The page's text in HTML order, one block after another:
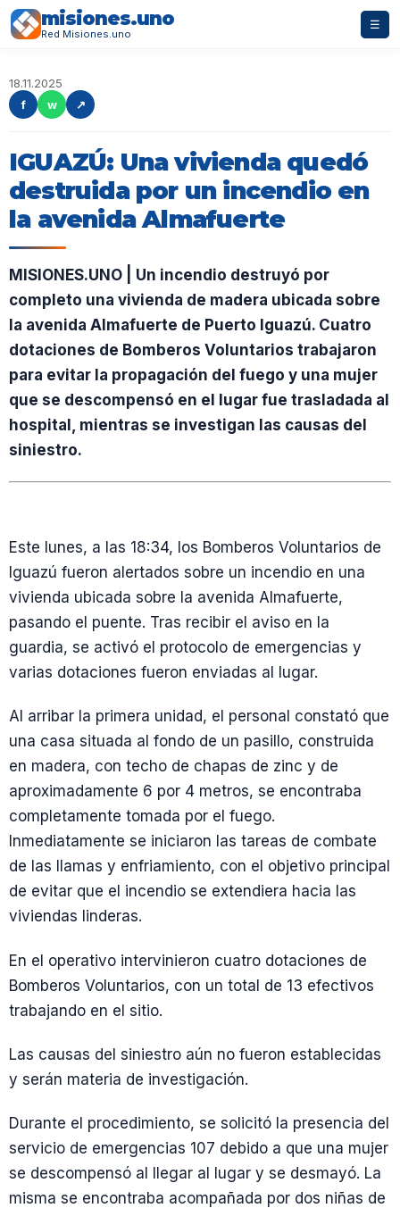
misiones.uno
Red Misiones.uno
☰
18.11.2025
f
w ↗
IGUAZÚ: Una vivienda quedó
destruida por un incendio en
la avenida Almafuerte
MISIONES.UNO | Un incendio destruyó por
completo una vivienda de madera ubicada sobre
la avenida Almafuerte de Puerto Iguazú. Cuatro
dotaciones de Bomberos Voluntarios trabajaron
para evitar la propagación del fuego y una mujer
que se descompensó en el lugar fue trasladada al
hospital, mientras se investigan las causas del
siniestro.
Este lunes, a las 18:34, los Bomberos Voluntarios de
Iguazú fueron alertados sobre un incendio en una
vivienda ubicada sobre la avenida Almafuerte,
pasando el puente. Tras recibir el aviso en la
guardia, se activó el protocolo de emergencias y
varias dotaciones fueron enviadas al lugar.
Al arribar la primera unidad, el personal constató que
una casa situada al fondo de un pasillo, construida
en madera, con techo de chapas de zinc y de
aproximadamente 6 por 4 metros, se encontraba
completamente tomada por el fuego.
Inmediatamente se iniciaron las tareas de combate
de las llamas y enfriamiento, con el objetivo principal
de evitar que el incendio se extendiera hacia las
viviendas linderas.
En el operativo intervinieron cuatro dotaciones de
Bomberos Voluntarios, con un total de 13 efectivos
trabajando en el sitio.
Las causas del siniestro aún no fueron establecidas
y serán materia de investigación.
Durante el procedimiento, se solicitó la presencia del
servicio de emergencias 107 debido a que una mujer
se descompensó al llegar al lugar y se desmayó. La
misma se encontraba acompañada por dos niñas de